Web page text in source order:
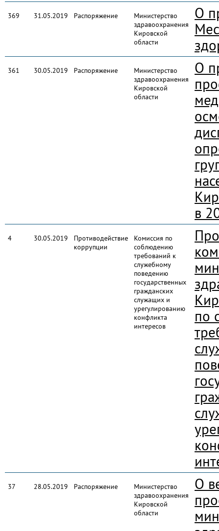
369 31.05.2019 Распоряжение
Министерство
здравоохранения
Кировской
области
О
361 30.05.2019 Распоряжение
Министерство
здравоохранения
Кировской
области
О
в
4 30.05.2019
Противодействие
коррупции
Комиссия по
соблюдению
требований к
служебному
поведению
государственных
гражданских
служащих и
урегулированию
конфликта
интересов
по
37 28.05.2019 Распоряжение
Министерство
здравоохранения
Кировской
области
О